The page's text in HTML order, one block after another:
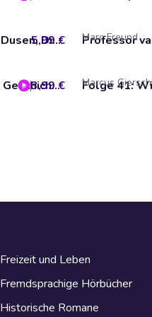
Professor van Dusen, Die neuen Fälle, Fall 32: Professor van Dusen auf dem Abstellgleis
5,99 € Marc Freund
Phantastische Geschichten, Captor Folge 1 von 4
3,99 € Marcus Giersch
Freizeit und Leben
Fremdsprachige Hörbücher
Historische Romane